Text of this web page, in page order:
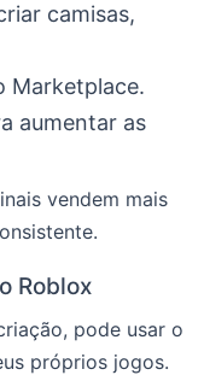
camisas,
Marketplace.
aumentar as
vendem mais
Roblox
pode usar o
próprios jogos.